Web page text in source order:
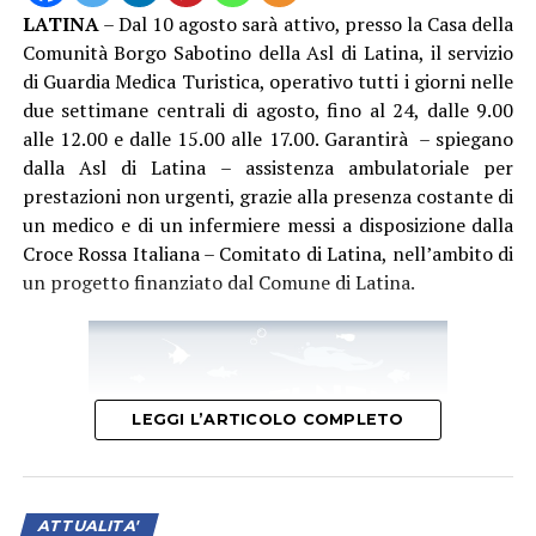
LATINA– Dal 10 agosto sarà attivo, presso la Casa della
Comunità Borgo Sabotino della Asl di Latina, il servizio
di Guardia Medica Turistica, operativo tutti i giorni nelle
due settimane centrali di agosto, fino al 24, dalle 9.00
alle 12.00 e dalle 15.00 alle 17.00. Garantirà – spiegano
dalla Asl di Latina – assistenza ambulatoriale per
prestazioni non urgenti, grazie alla presenza costante di
un medico e di un infermiere messi a disposizione dalla
Croce Rossa Italiana – Comitato di Latina, nell’ambito di
un progetto finanziato dal Comune di Latina.
LEGGI L’ARTICOLO COMPLETO
ATTUALITA'